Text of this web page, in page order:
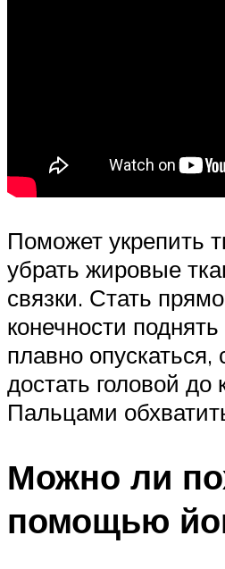
Поможет укрепить
убрать жировые
связки. Стать
конечности
плавно опускаться,
достать головой до
Пальцами
Можно ли
помощью